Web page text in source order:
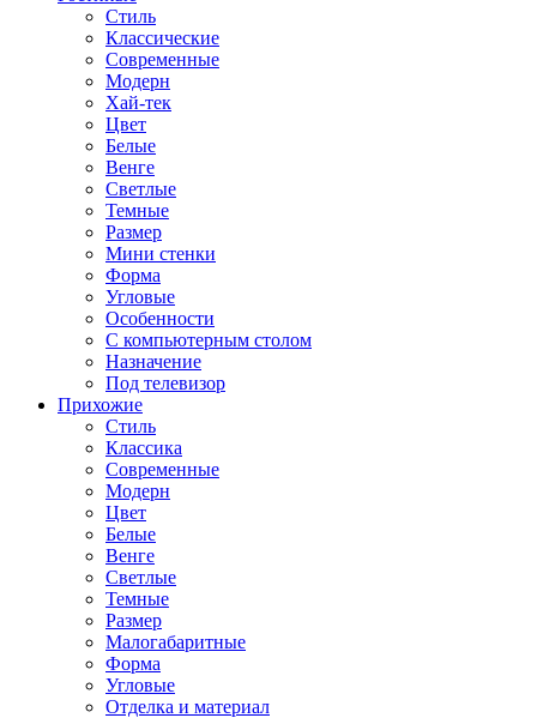
Стиль
Классические
Современные
Модерн
Хай-тек
Цвет
Белые
Венге
Светлые
Темные
Размер
Мини стенки
Форма
Угловые
Особенности
С компьютерным столом
Назначение
Под телевизор
Прихожие
Стиль
Классика
Современные
Модерн
Цвет
Белые
Венге
Светлые
Темные
Размер
Малогабаритные
Форма
Угловые
Отделка и материал